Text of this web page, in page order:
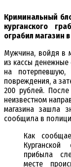
Криминальный
курганского
ограбил магазин
Мужчина, войдя в
из кассы денежные
на
повреждения, а
200 рублей.
неизвестном
магазина зашла
сообщила в
Как
прибыла
месте